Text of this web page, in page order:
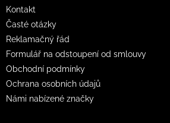
Kontakt
Časté otázky
Reklamačný řád
Formulář na odstoupení od smlouvy
Obchodní podmínky
Ochrana osobních údajů
Námi nabízené značky